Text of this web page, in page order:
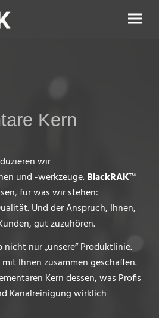
Kern
wir
und -werkzeuge.BlackRAK™
für was wir stehen:
Und der Anspruch, Ihnen,
gut zuzuhören.
nur „unsere“ Produktlinie.
Ihnen zusammen geschaffen.
Kern dessen, was Profis
Kanalreinigung wirklich